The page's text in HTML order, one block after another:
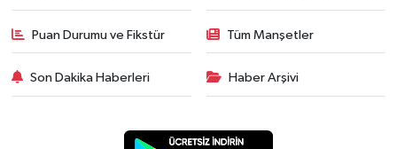
Puan Durumu ve Fikstür Tüm Manşetler
Son Dakika Haberleri Haber Arşivi